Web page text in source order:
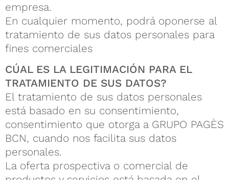
empresa.
En cualquier momento, podrá oponerse al
tratamiento de sus datos personales para
fines comerciales
CÚAL ES LA LEGITIMACIÓN PARA EL
TRATAMIENTO DE SUS DATOS?
El tratamiento de sus datos personales
está basado en su consentimiento,
consentimiento que otorga a GRUPO PAGÈS
BCN, cuando nos facilita sus datos
personales.
La oferta prospectiva o comercial de